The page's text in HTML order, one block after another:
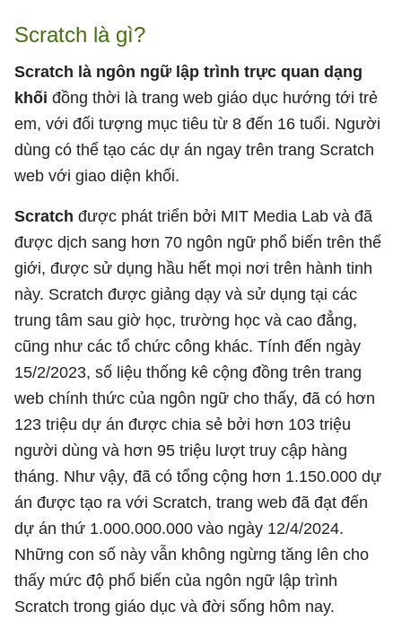
Scratch là gì?
Scratch là ngôn ngữ lập trình trực quan dạng
khối đồng thời là trang web giáo dục hướng tới trẻ
em, với đối tượng mục tiêu từ 8 đến 16 tuổi. Người
dùng có thể tạo các dự án ngay trên trang Scratch
web với giao diện khối.
Scratch được phát triển bởi MIT Media Lab và đã
được dịch sang hơn 70 ngôn ngữ phổ biến trên thế
giới, được sử dụng hầu hết mọi nơi trên hành tinh
này. Scratch được giảng dạy và sử dụng tại các
trung tâm sau giờ học, trường học và cao đẳng,
cũng như các tổ chức công khác. Tính đến ngày
15/2/2023, số liệu thống kê cộng đồng trên trang
web chính thức của ngôn ngữ cho thấy, đã có hơn
123 triệu dự án được chia sẻ bởi hơn 103 triệu
người dùng và hơn 95 triệu lượt truy cập hàng
tháng. Như vậy, đã có tổng cộng hơn 1.150.000 dự
án được tạo ra với Scratch, trang web đã đạt đến
dự án thứ 1.000.000.000 vào ngày 12/4/2024.
Những con số này vẫn không ngừng tăng lên cho
thấy mức độ phổ biến của ngôn ngữ lập trình
Scratch trong giáo dục và đời sống hôm nay.